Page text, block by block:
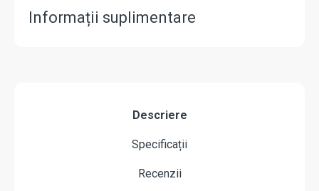
Informații suplimentare
Descriere
Specificații
Recenzii